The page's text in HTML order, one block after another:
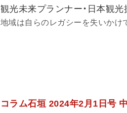
観光未来プランナー・日本観
地域は自らのレガシーを失いかけ
コラム石垣 2024年2月1日号